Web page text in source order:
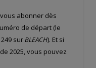
abonner dès
de départ (le
surBLEACH). Et si
2025, vous pouvez